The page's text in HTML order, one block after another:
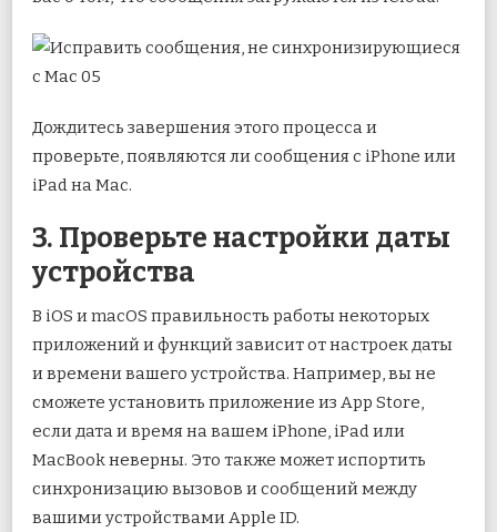
Дождитесь завершения этого процесса и
проверьте, появляются ли сообщения с iPhone или
iPad на Mac.
3. Проверьте настройки даты
устройства
В iOS и macOS правильность работы некоторых
приложений и функций зависит от настроек даты
и времени вашего устройства. Например, вы не
сможете установить приложение из App Store,
если дата и время на вашем iPhone, iPad или
MacBook неверны. Это также может испортить
синхронизацию вызовов и сообщений между
вашими устройствами Apple ID.